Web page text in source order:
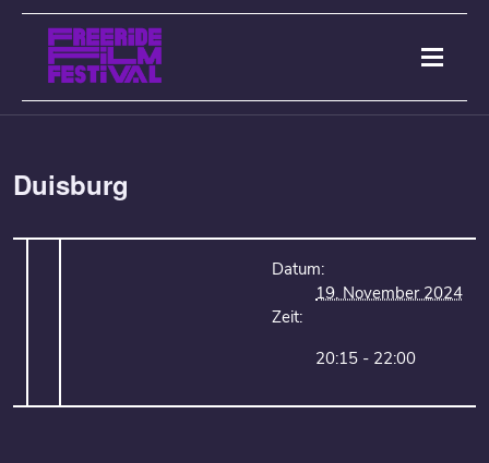
Duisburg
Datum:
19. November 2024
Zeit:
20:15 - 22:00